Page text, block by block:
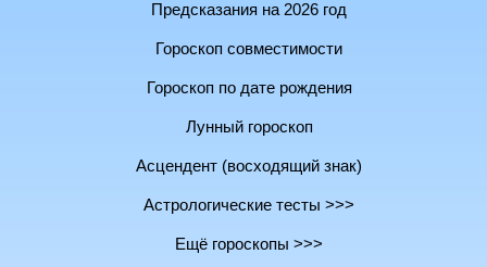
Предсказания на 2026 год
Гороскоп совместимости
Гороскоп по дате рождения
Лунный гороскоп
Асцендент (восходящий знак)
Астрологические тесты >>>
Ещё гороскопы >>>